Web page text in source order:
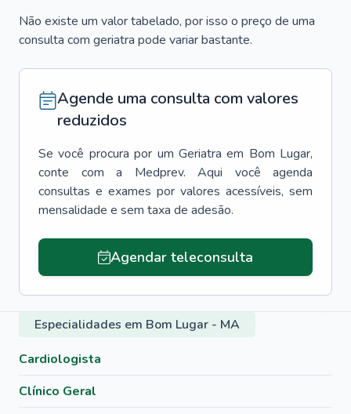
Não existe um valor tabelado, por isso o preço de uma
consulta com geriatra pode variar bastante.
Agende uma consulta com valores
reduzidos
Se você procura por um Geriatra em Bom Lugar,
conte com a Medprev. Aqui você agenda
consultas e exames por valores acessíveis, sem
mensalidade e sem taxa de adesão.
Agendar teleconsulta
Especialidades em Bom Lugar - MA
Cardiologista
Clínico Geral